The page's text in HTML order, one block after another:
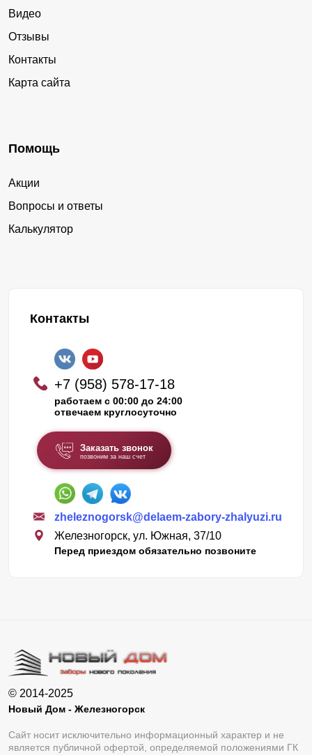
Видео
Отзывы
Контакты
Карта сайта
Помощь
Акции
Вопросы и ответы
Калькулятор
Контакты
+7 (958) 578-17-18
работаем с 00:00 до 24:00
отвечаем круглосуточно
Заказать звонок
позвоним за наш счет
zheleznogorsk@delaem-zabory-zhalyuzi.ru
Железногорск, ул. Южная, 37/10
Перед приездом обязательно позвоните
© 2014-2025
Новый Дом - Железногорск
Сайт носит исключительно информационный характер и не
является публичной офертой, определяемой положениями ГК